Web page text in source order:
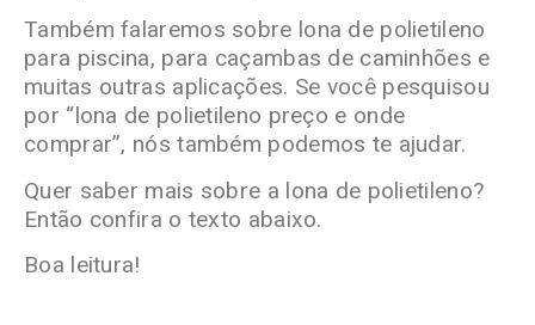
Também falaremos sobre lona de polietileno
para piscina, para caçambas de caminhões e
muitas outras aplicações. Se você pesquisou
por “lona de polietileno preço e onde
comprar”, nós também podemos te ajudar.
Quer saber mais sobre a lona de polietileno?
Então confira o texto abaixo.
Boa leitura!